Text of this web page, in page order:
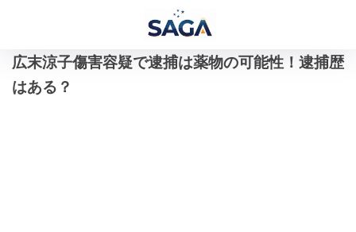
広末涼子傷害容疑で逮捕は薬物の可能性！逮捕歴
はある？